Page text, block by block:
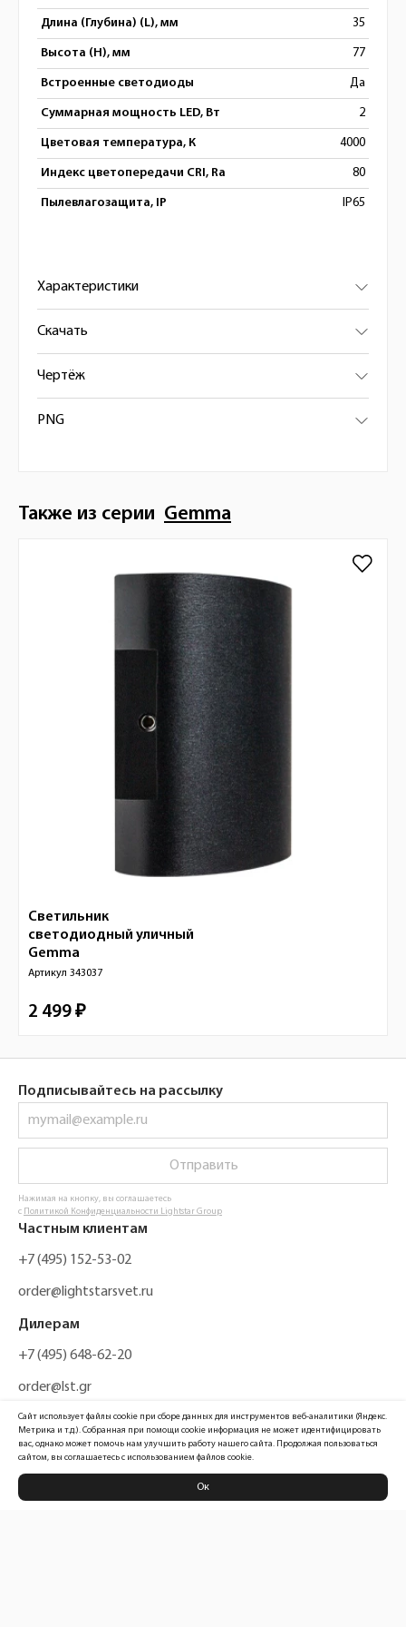
Длина (Глубина) (L), мм 35
Высота (H), мм 77
Встроенные светодиоды Да
Суммарная мощность LED, Вт 2
Цветовая температура, К 4000
Индекс цветопередачи CRI, Ra 80
Пылевлагозащита, IP IP65
Характеристики
Скачать
Чертёж
PNG
Также из серии Gemma
Светильник
светодиодный уличный
Gemma
Артикул 343037
2 499 ₽
Подписывайтесь на рассылку
Отправить
Нажимая на кнопку, вы соглашаетесь
с Политикой Конфиденциальности Lightstar Group
Частным клиентам
+7 (495) 152-53-02
order@lightstarsvet.ru
Дилерам
+7 (495) 648-62-20
order@lst.gr
Политика конфиденциальности
Сайт использует файлы cookie при сборе данных для инструментов веб-аналитики (Яндекс.
Метрика и т.д.). Собранная при помощи cookie информация не может идентифицировать
вас, однако может помочь нам улучшить работу нашего сайта. Продолжая пользоваться
сайтом, вы соглашаетесь с использованием файлов cookie.
Ок